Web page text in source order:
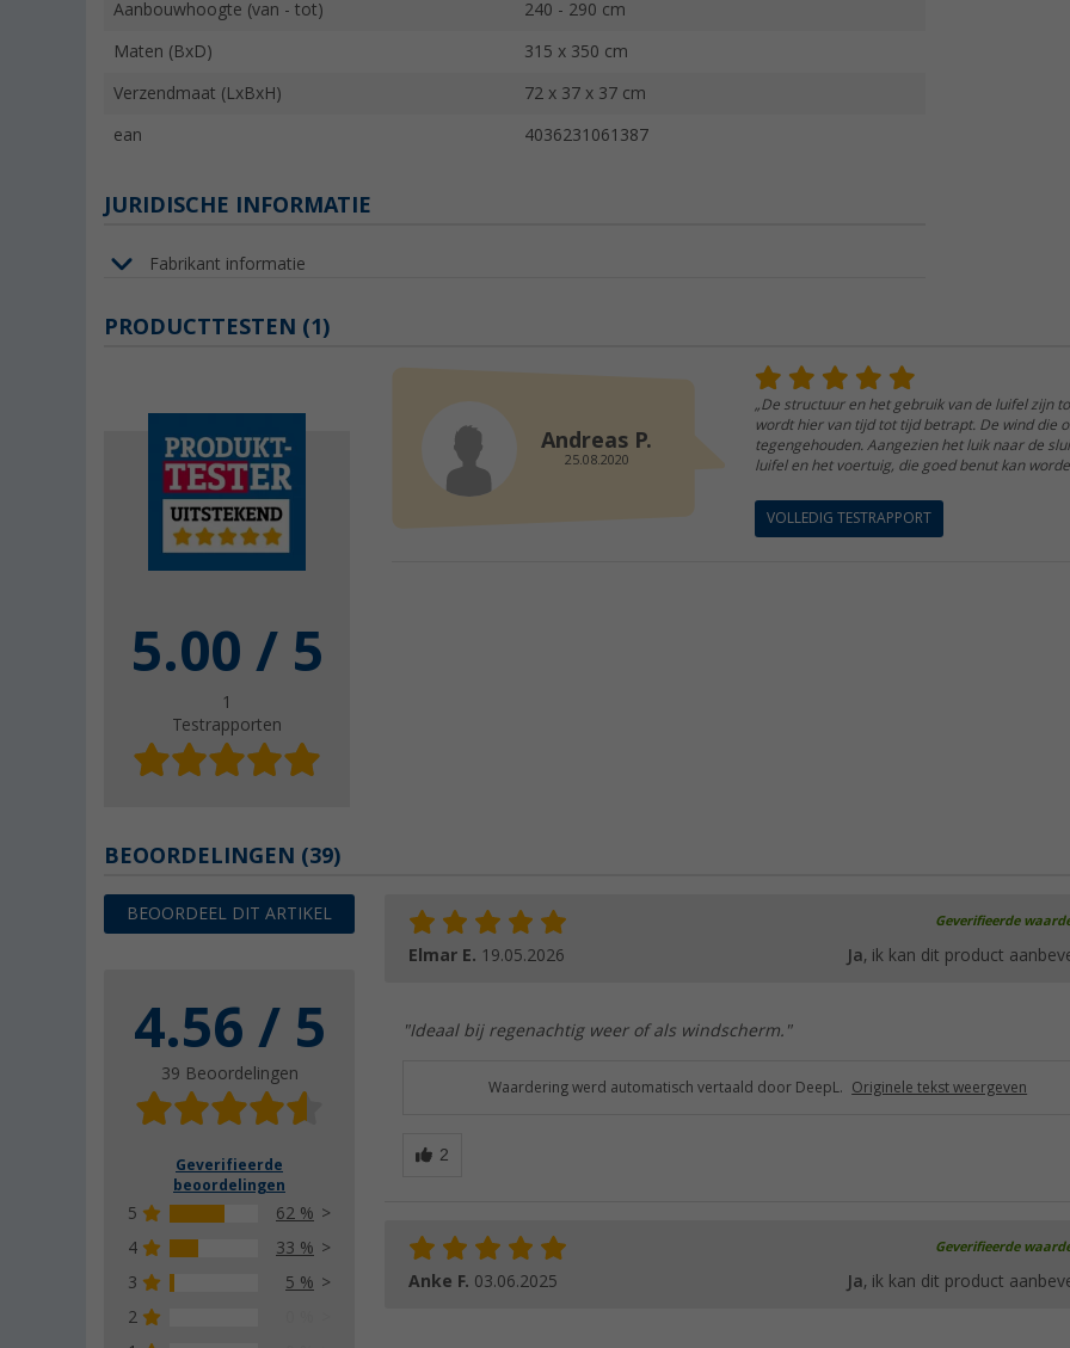
Aanbouwhoogte (van - tot) 240 - 290 cm
Maten (BxD) 315 x 350 cm
Verzendmaat (LxBxH) 72 x 37 x 37 cm
ean 4036231061387
JURIDISCHE INFORMATIE
Fabrikant informatie
PRODUCTTESTEN (1)
5.00 / 5
1
Testrapporten
Andreas P.
25.08.2020
„De structuur en het gebruik van de luifel zijn
wordt hier van tijd tot tijd betrapt. De wind die
tegengehouden. Aangezien het luik naar de
luifel en het voertuig, die goed benut kan
VOLLEDIG TESTRAPPORT
BEOORDELINGEN (39)
BEOORDEEL DIT ARTIKEL
4.56 / 5
39 Beoordelingen
Geverifieerde
beoordelingen
5
62 %
4
33 %
3
5 %
2
Geverifieerde
Elmar E. 19.05.2026 Ja, ik kan dit product
"Ideaal bij regenachtig weer of als windscherm."
Waardering werd automatisch vertaald door DeepL. Originele tekst weergeven
Geverifieerde
Anke F. 03.06.2025 Ja, ik kan dit product